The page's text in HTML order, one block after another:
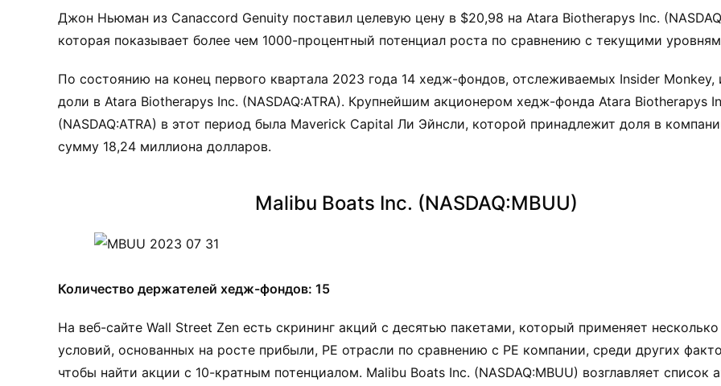
Джон Ньюман из Canaccord Genuity поставил целевую цену в $20,98 на Atara Biotherapys Inc.
которая показывает более чем 1000-процентный потенциал роста по сравнению с текущими
По состоянию на конец первого квартала 2023 года 14 хедж-фондов, отслеживаемых Insider Monkey,
доли в Atara Biotherapys Inc. (NASDAQ:ATRA). Крупнейшим акционером хедж-фонда Atara Biotherapys
(NASDAQ:ATRA) в этот период была Maverick Capital Ли Эйнсли, которой принадлежит доля в
сумму 18,24 миллиона долларов.
Malibu Boats Inc. (NASDAQ:MBUU)
Количество держателей хедж-фондов: 15
На веб-сайте Wall Street Zen есть скрининг акций с десятью пакетами, который применяет несколько
условий, основанных на росте прибыли, PE отрасли по сравнению с PE компании, среди других
чтобы найти акции с 10-кратным потенциалом. Malibu Boats Inc. (NASDAQ:MBUU) возглавляет список